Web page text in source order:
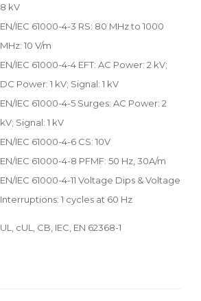
8 kV
EN/IEC 61000-4-3 RS: 80 MHz to 1000
MHz: 10 V/m
EN/IEC 61000-4-4 EFT: AC Power: 2 kV;
DC Power: 1 kV; Signal: 1 kV
EN/IEC 61000-4-5 Surges: AC Power: 2
kV; Signal: 1 kV
EN/IEC 61000-4-6 CS: 10V
EN/IEC 61000-4-8 PFMF: 50 Hz, 30A/m
EN/IEC 61000-4-11 Voltage Dips & Voltage
Interruptions: 1 cycles at 60 Hz
UL, cUL, CB, IEC, EN 62368-1